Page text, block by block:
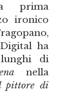
prima
ironico
ha
di
nella
pittore di